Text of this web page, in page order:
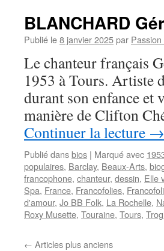
BLANCHARD
Publié le8 janvier 2025par
Le chanteur français
1953 à Tours. Artiste
durant son enfance et
manière de Clifton
Continuer la lecture →
Publié dansbios | Marqué avec
populaires, Barclay, Beaux-Arts,
francophone, chanteur, dessin, Elle
Spa, France, Francofolies,
d'amour, Jo BB Folk, La Rochelle,
Roxy Musette, Touraine, Tours,
← Articles plus anciens